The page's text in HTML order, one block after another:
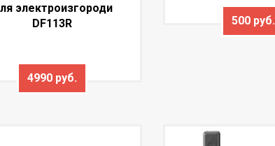
электроизгороди
DF113R
4990 руб.
500 руб.